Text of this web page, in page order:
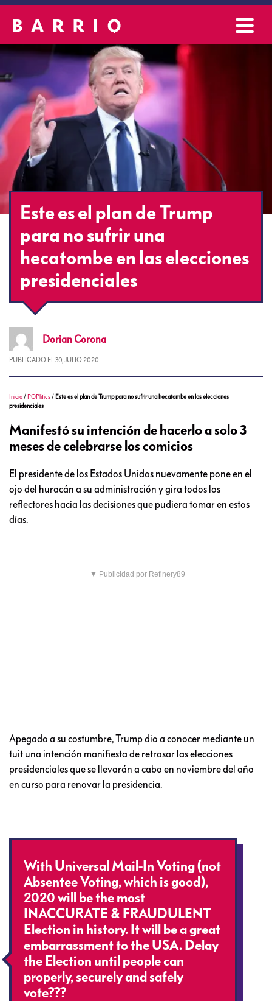
Este es el plan de Trump
para no sufrir una
hecatombe en las elecciones
presidenciales
Dorian Corona
PUBLICADO EL 30, JULIO 2020
Inicio / POPlitics / Este es el plan de Trump para no sufrir una hecatombe en las elecciones
presidenciales
Manifestó su intención de hacerlo a solo 3
meses de celebrarse los comicios
El presidente de los Estados Unidos nuevamente pone en el
ojo del huracán a su administración y gira todos los
reflectores hacia las decisiones que pudiera tomar en estos
días.
▼ Publicidad por Refinery89
Apegado a su costumbre, Trump dio a conocer mediante un
tuit una intención manifiesta de retrasar las elecciones
presidenciales que se llevarán a cabo en noviembre del año
en curso para renovar la presidencia.
With Universal Mail-In Voting (not
Absentee Voting, which is good),
2020 will be the most
INACCURATE & FRAUDULENT
Election in history. It will be a great
embarrassment to the USA. Delay
the Election until people can
properly, securely and safely
vote???